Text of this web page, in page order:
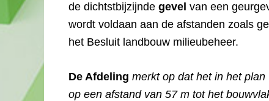
de dichtstbijzijnde gevel van een
wordt voldaan aan de afstanden zoals
het Besluit landbouw milieubeheer.
De Afdeling merkt op dat het in het
op een afstand van 57 m tot het